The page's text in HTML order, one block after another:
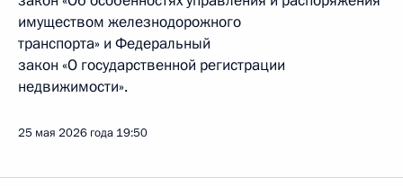
имуществом железнодорожного
транспорта» и Федеральный
закон «О государственной регистрации
недвижимости».
25 мая 2026 года 19:50